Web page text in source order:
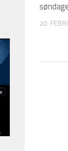
20.